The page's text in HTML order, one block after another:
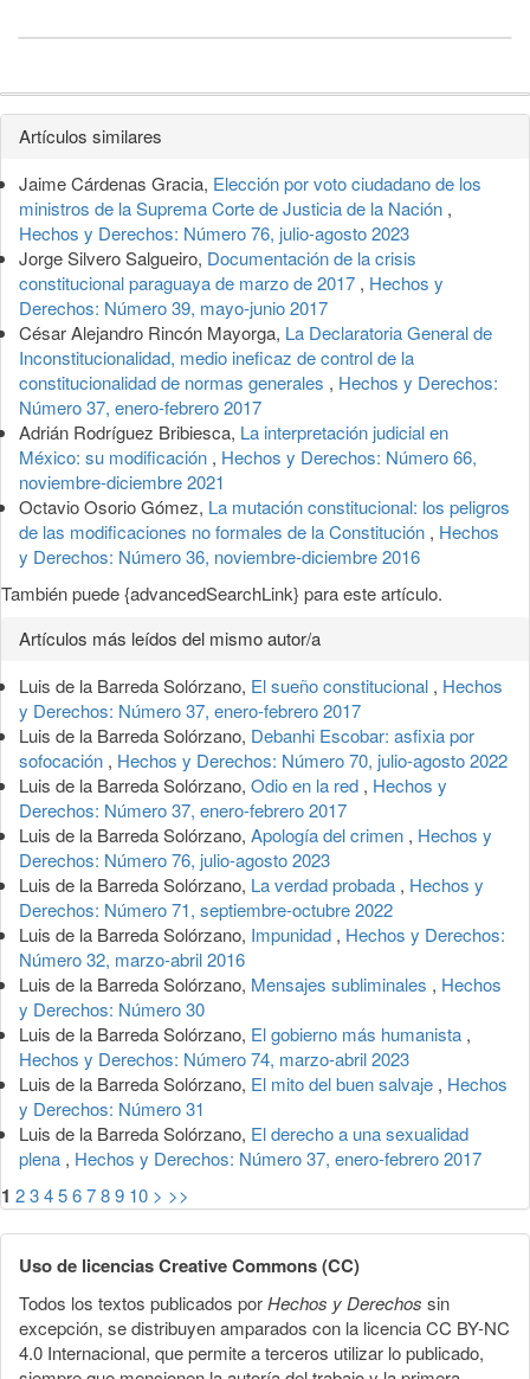
Detalles
del
artículo
Artículos similares
Jaime Cárdenas Gracia, Elección por voto ciudadano de los
ministros de la Suprema Corte de Justicia de la Nación ,
Hechos y Derechos: Número 76, julio-agosto 2023
Jorge Silvero Salgueiro, Documentación de la crisis
constitucional paraguaya de marzo de 2017 , Hechos y
Derechos: Número 39, mayo-junio 2017
César Alejandro Rincón Mayorga, La Declaratoria General de
Inconstitucionalidad, medio ineficaz de control de la
constitucionalidad de normas generales , Hechos y Derechos:
Número 37, enero-febrero 2017
Adrián Rodríguez Bribiesca, La interpretación judicial en
México: su modificación , Hechos y Derechos: Número 66,
noviembre-diciembre 2021
Octavio Osorio Gómez, La mutación constitucional: los peligros
de las modificaciones no formales de la Constitución , Hechos
y Derechos: Número 36, noviembre-diciembre 2016
También puede {advancedSearchLink} para este artículo.
Artículos más leídos del mismo autor/a
Luis de la Barreda Solórzano, El sueño constitucional , Hechos
y Derechos: Número 37, enero-febrero 2017
Luis de la Barreda Solórzano, Debanhi Escobar: asfixia por
sofocación , Hechos y Derechos: Número 70, julio-agosto 2022
Luis de la Barreda Solórzano, Odio en la red , Hechos y
Derechos: Número 37, enero-febrero 2017
Luis de la Barreda Solórzano, Apología del crimen , Hechos y
Derechos: Número 76, julio-agosto 2023
Luis de la Barreda Solórzano, La verdad probada , Hechos y
Derechos: Número 71, septiembre-octubre 2022
Luis de la Barreda Solórzano, Impunidad , Hechos y Derechos:
Número 32, marzo-abril 2016
Luis de la Barreda Solórzano, Mensajes subliminales , Hechos
y Derechos: Número 30
Luis de la Barreda Solórzano, El gobierno más humanista ,
Hechos y Derechos: Número 74, marzo-abril 2023
Luis de la Barreda Solórzano, El mito del buen salvaje , Hechos
y Derechos: Número 31
Luis de la Barreda Solórzano, El derecho a una sexualidad
plena , Hechos y Derechos: Número 37, enero-febrero 2017
1 23456789 10 > >>
Uso de licencias Creative Commons (CC)
Todos los textos publicados porHechos y Derechos sin
excepción, se distribuyen amparados con la licencia CC BY-NC
4.0 Internacional, que permite a terceros utilizar lo publicado,